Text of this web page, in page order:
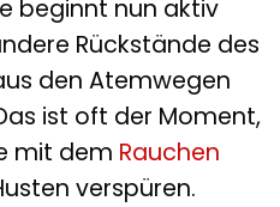
beginnt nun aktiv
Rückstände des
den Atemwegen
ist oft der Moment,
mit dem Rauchen
verspüren.